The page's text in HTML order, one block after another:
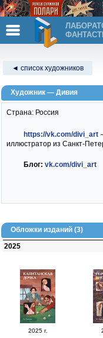
◄ список художников
Художник — Дивия
Страна: Россия
https://vk.com/divi_art
иллюстратор из Санкт-
Блог: vk.com/divi_art
Обложки изданий (3)
2025
2025 г.